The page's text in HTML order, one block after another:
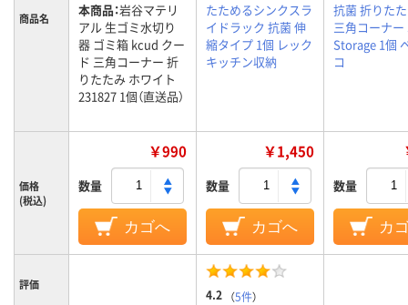
商品名 本商品：岩谷マテリ
アル 生ゴミ水切り
器 ゴミ箱 kcud クー
ド 三角コーナー 折
りたたみ ホワイト
231827 1個（直送品）
たためるシンクスラ
イドラック 抗菌 伸
縮タイプ 1個 レック
キッチン収納
抗菌 折りた
三角コーナ
Storage 1個
コ
価格
(税込)
￥990
数量
カゴへ
￥1,450
数量
カゴへ
数量
カ
評価
4.2 （5件）